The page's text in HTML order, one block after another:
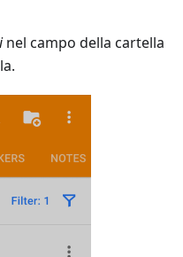
nel campo della cartella